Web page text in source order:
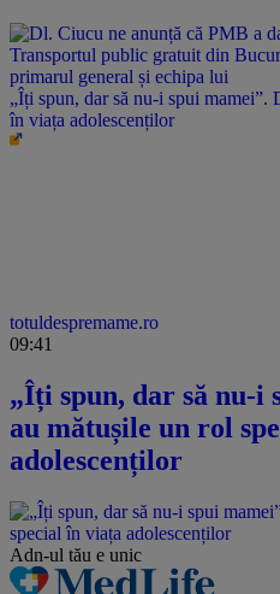
„Îți spun, dar să nu-i spui mamei”.
în viața adolescenților
totuldespremame.ro
09:41
„Îți spun, dar să nu-i
au mătușile un rol
adolescenților
Adn-ul tău e unic